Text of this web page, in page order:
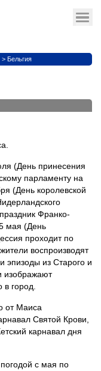
> Бельгия
(День принесения
парламенту на
(День королевской
Франко-
мая (День
проходит по
воспроизводят
из Старого и
изображают
город.
от Маиса
Святой Крови,
карнавал дня
с мая по